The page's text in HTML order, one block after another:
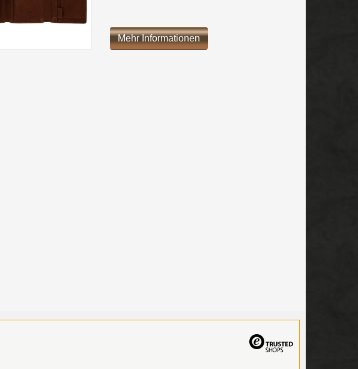
Mehr Informationen